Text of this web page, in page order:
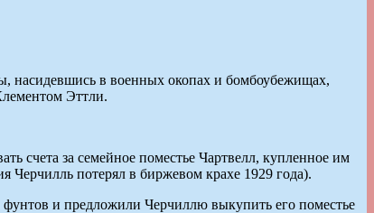
насидевшись в военных окопах и бомбоубежищах,
Эттли.
счета за семейное поместье Чартвелл, купленное им
Черчилль потерял в биржевом крахе 1929 года).
и предложили Черчиллю выкупить его поместье